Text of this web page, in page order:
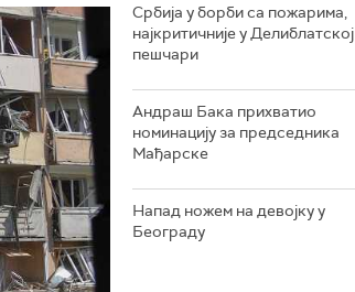
Србија у борби са пожарима,
најкритичније у Делиблатској
пешчари
Андраш Бака прихватио
номинацију за председника
Мађарске
Напад ножем на девојку у
Београду